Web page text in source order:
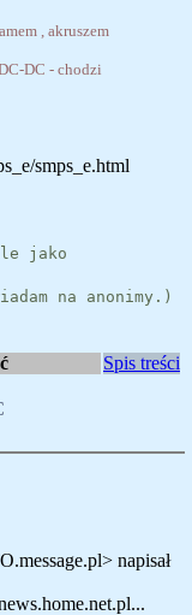
, akruszem
DC - chodzi
smps_e.html
jako
na anonimy.)
Spis treści
napisał